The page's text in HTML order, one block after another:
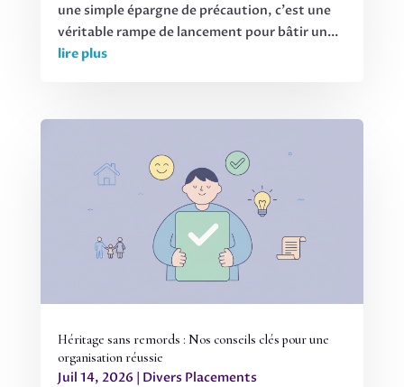
une simple épargne de précaution, c'est une
véritable rampe de lancement pour bâtir un...
lire plus
Héritage sans remords : Nos conseils clés pour une
organisation réussie
Juil 14, 2026 | Divers Placements